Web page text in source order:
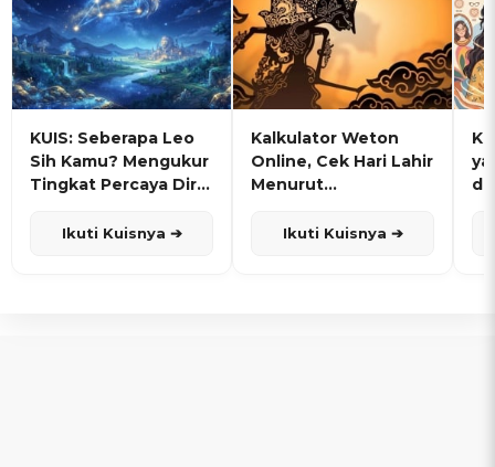
KUIS: Seberapa Leo
Sih Kamu? Mengukur
Tingkat Percaya Diri
Ikuti Kuisnya ➔
Kalkulator Weton
Online, Cek Hari Lahir
Menurut
Ikuti Kuisnya ➔